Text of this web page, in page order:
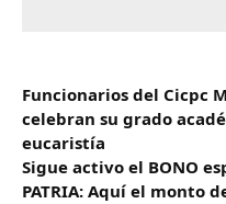
Funcionarios del Cicpc
celebran su grado
eucaristía
Sigue activo el BONO
PATRIA: Aquí el monto